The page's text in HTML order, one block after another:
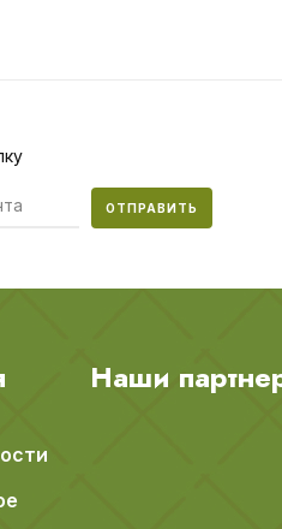
ОТПРАВИТЬ
Наши